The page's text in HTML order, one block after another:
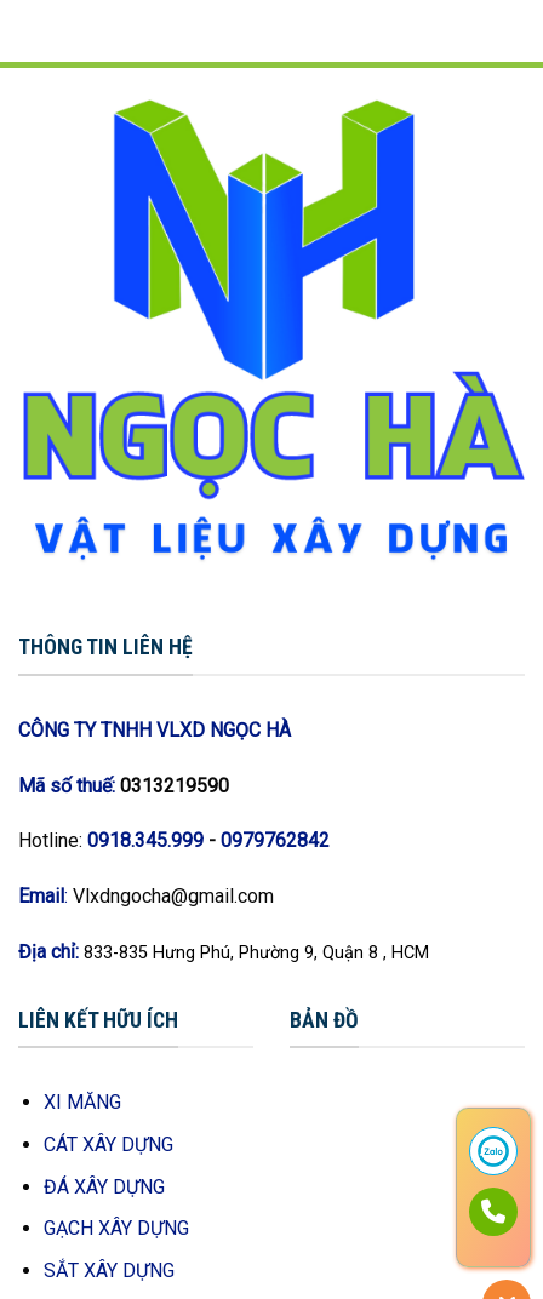
THÔNG TIN LIÊN HỆ
CÔNG TY TNHH VLXD NGỌC HÀ
Mã số thuế: 0313219590
Hotline: 0918.345.999 - 0979762842
Email : Vlxdngocha@gmail.com
Địa chỉ: 833-835 Hưng Phú, Phường 9, Quận 8 , HCM
LIÊN KẾT HỮU ÍCH
XI MĂNG
CÁT XÂY DỰNG
ĐÁ XÂY DỰNG
GẠCH XÂY DỰNG
SẮT XÂY DỰNG
BẢN ĐỒ